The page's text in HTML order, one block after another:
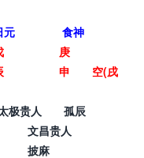
食神
庚
申 空(戌
贵人 孤辰
贵人
披麻